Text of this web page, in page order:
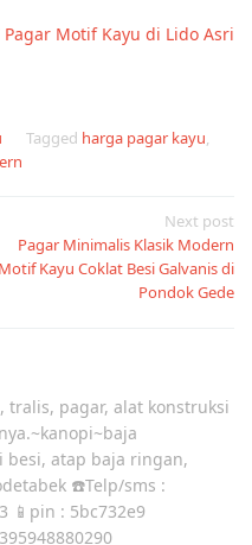
Pagar Motif Kayu di Lido Asri
Tagged harga pagar kayu,
Next post
Pagar Minimalis Klasik Modern
Motif Kayu Coklat Besi Galvanis di
Pondok Gede
tralis, pagar, alat konstruksi
besi, atap baja ringan,
☎️Telp/sms :
📱pin : 5bc732e9